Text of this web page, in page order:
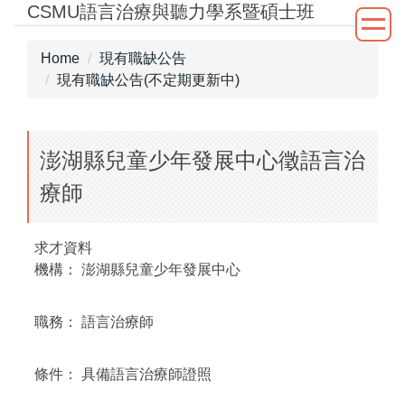
JumpCSMU語言治療與聽力學系暨碩士班
Home
現有職缺公告
現有職缺公告(不定期更新中)
澎湖縣兒童少年發展中心徵語言治
療師
求才資料
機構：
澎湖縣兒童少年發展中心
職務： 語言治療師
條件： 具備語言治療師證照